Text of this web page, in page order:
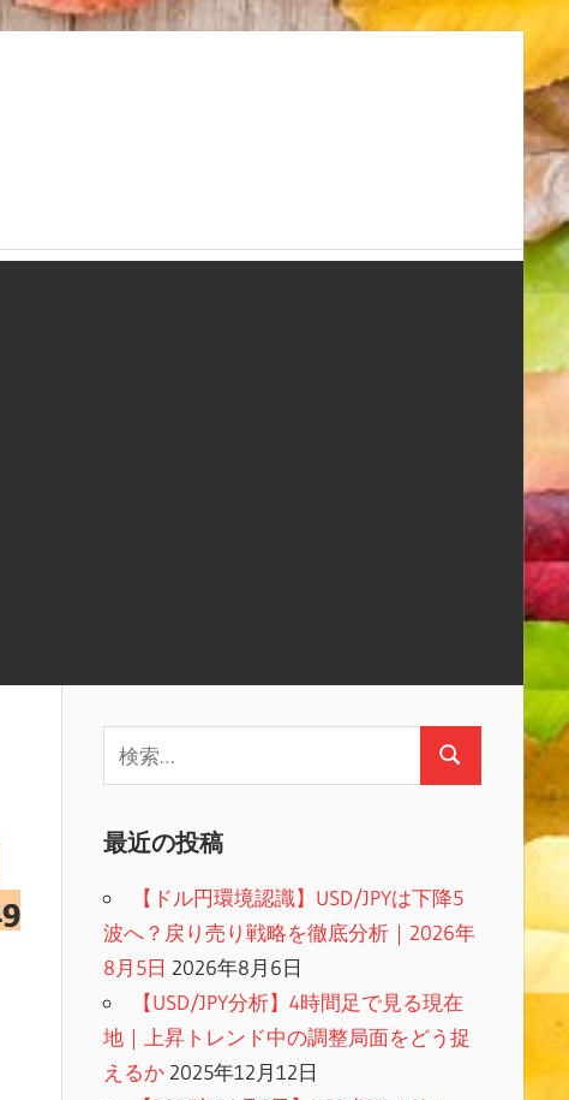
検
最近の投稿
【ドル円環境認識】USD/JPYは下降5
波へ？戻り売り戦略を徹底分析｜2026年
8月5日 2026年8月6日
【USD/JPY分析】4時間足で見る現在
地｜上昇トレンド中の調整局面をどう捉
えるか 2025年12月12日